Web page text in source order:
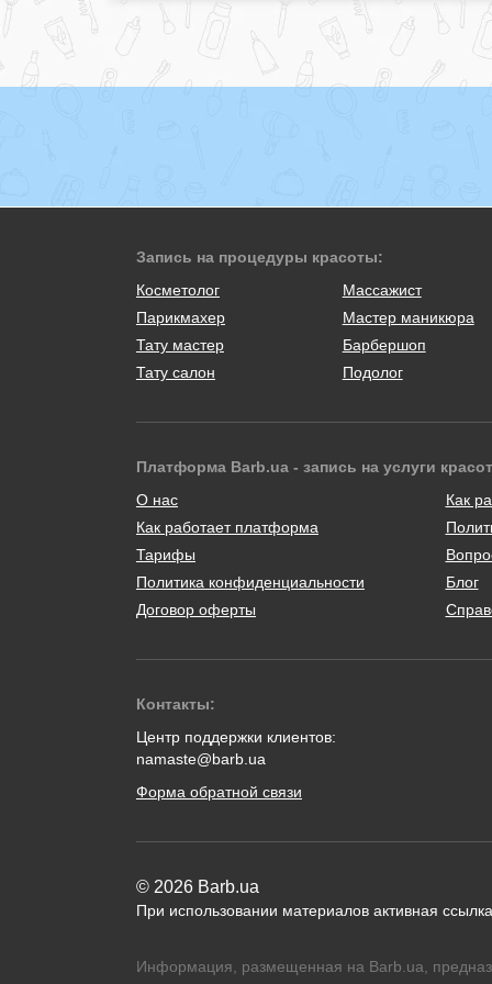
Запись на процедуры красоты:
Косметолог
Массажист
Парикмахер
Мастер маникюра
Тату мастер
Барбершоп
Тату салон
Подолог
Платформа Barb.ua - запись на услуги
О нас
Как работает платформа
Тарифы
Политика конфиденциальности
Договор оферты
Как
Блог
Контакты:
Центр поддержки клиентов:
namaste@barb.ua
Форма обратной связи
© 2026 Barb.ua
При использовании материалов активная
Информация, размещенная на Barb.ua,